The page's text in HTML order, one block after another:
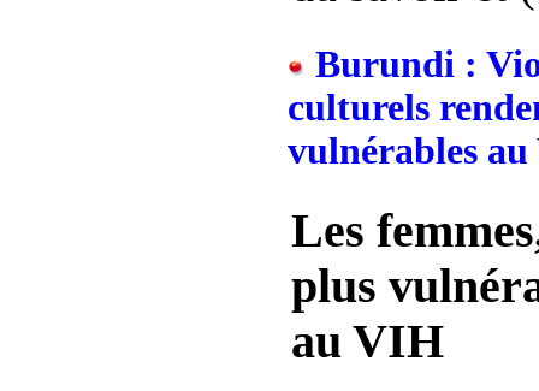
Burundi :
culturels
vulnérables
Les
plus
au VIH